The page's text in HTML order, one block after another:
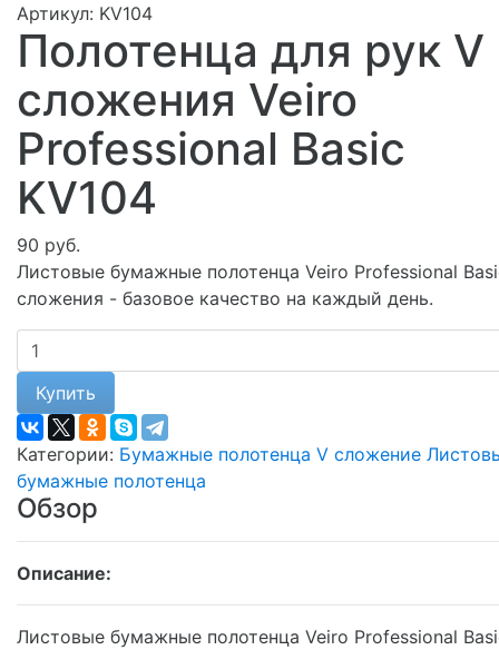
Артикул: KV104
Полотенца для рук V
сложения Veiro
Professional Basic
KV104
90 руб.
Листовые бумажные полотенца Veiro Professional
сложения - базовое качество на каждый день.
Купить
Категории: Бумажные полотенца V сложение
бумажные полотенца
Обзор
Описание:
Листовые бумажные полотенца Veiro Professional